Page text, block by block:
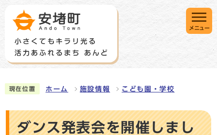
メニュー
現在位置 ホーム 施設情報 こども園・学校
ダンス発表会を開催しまし